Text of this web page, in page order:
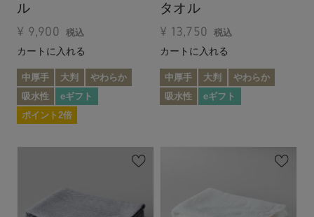
ル
¥ 9,900 税込
カートに入れる
中厚手 大判
やわらか
吸水性
eギフト
ポイント2倍
タオル
¥ 13,750 税込
カートに入れる
中厚手 大判
やわらか
吸水性
eギフト